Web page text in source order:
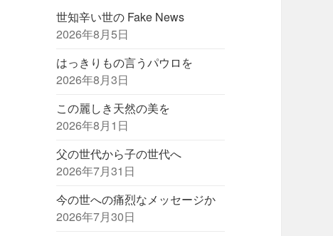
世知辛い世の Fake News
2026年8月5日
はっきりもの言うパウロを
2026年8月3日
この麗しき天然の美を
2026年8月1日
父の世代から子の世代へ
2026年7月31日
今の世への痛烈なメッセージか
2026年7月30日